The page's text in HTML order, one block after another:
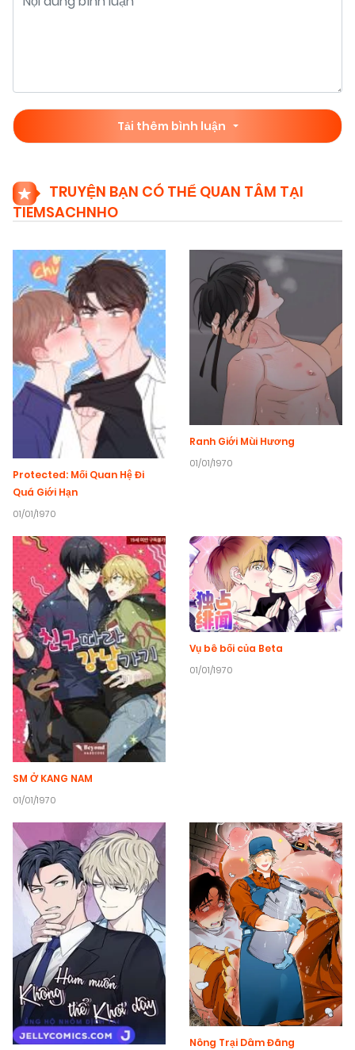
Tải thêm bình luận
TRUYỆN BẠN CÓ THỂ QUAN TÂM TẠI
TIEMSACHNHO
Protected: Mối Quan Hệ Đi
Quá Giới Hạn
01/01/1970
Ranh Giới Mùi Hương
01/01/1970
SM Ở KANG NAM
01/01/1970
Vụ bê bối của Beta
01/01/1970
Nông Trại Dâm Đãng